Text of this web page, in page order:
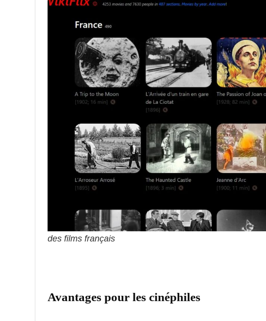
des films français
Avantages pour les cinéphiles